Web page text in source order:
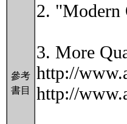
參考
書目
2. "Modern
3. More
http://
http://